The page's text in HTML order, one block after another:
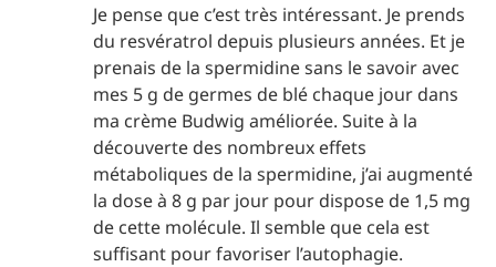
Je pense que c’est très intéressant. Je prends
du resvératrol depuis plusieurs années. Et je
prenais de la spermidine sans le savoir avec
mes 5 g de germes de blé chaque jour dans
ma crème Budwig améliorée. Suite à la
découverte des nombreux effets
métaboliques de la spermidine, j’ai augmenté
la dose à 8 g par jour pour dispose de 1,5 mg
de cette molécule. Il semble que cela est
suffisant pour favoriser l’autophagie.